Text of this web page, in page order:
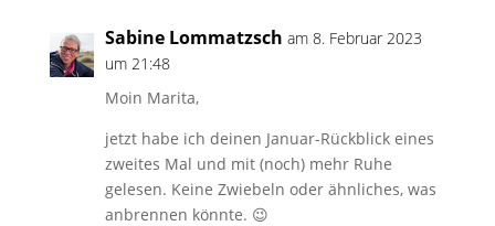
Sabine Lommatzsch am 8. Februar 2023
um 21:48
Moin Marita,
jetzt habe ich deinen Januar-Rückblick eines
zweites Mal und mit (noch) mehr Ruhe
gelesen. Keine Zwiebeln oder ähnliches, was
anbrennen könnte. 😉